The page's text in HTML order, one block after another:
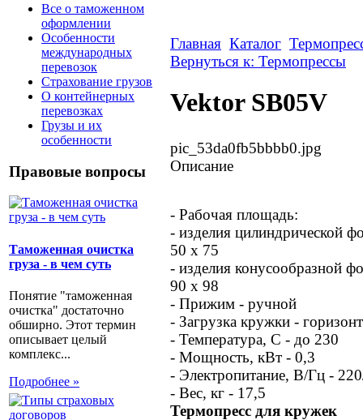
Все о таможенном
оформлении
Особенности
международных
перевозок
Страхование грузов
О контейнерных
перевозках
Грузы и их
особенности
Правовые вопросы
Таможенная очистка
груза - в чем суть
Понятие "таможенная
очистка" достаточно
обширно. Этот термин
описывает целый
комплекс...
Подробнее »
Главная Каталог
Вернуться к: Термопрессы
Vektor SB05V
pic_53da0fb5bbbb0.jpg
Описание
- Рабочая площадь:
- изделия цилиндрической
50 х 75
- изделия конусообразной
90 х 98
- Прижим - ручной
- Загрузка кружки -
- Температура, С - до 230
- Мощность, кВт - 0,3
- Электропитание, В/Гц -
- Вес, кг - 17,5
Термопресс для кружек